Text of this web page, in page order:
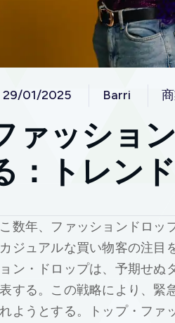
29/01/2025 Barri
ァッショ
：トレン
数年、ファッションドロッ
ジュアルな買い物客の注目
ン・ドロップは、予期せぬ
する。この戦略により、緊
ようとする。トップ・ファ